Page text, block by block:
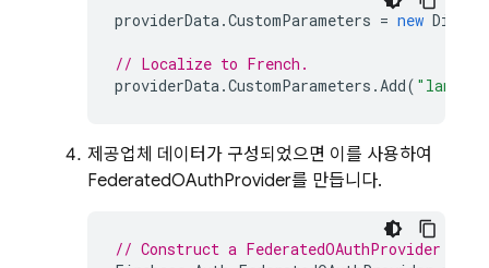
providerData.CustomParameters = new
// Localize to French.
providerData.CustomParameters .Add(
제공업체 데이터가 구성되었으면 이를 사용하여
FederatedOAuthProvider를 만듭니다.
// Construct a FederatedOAuthProvider for